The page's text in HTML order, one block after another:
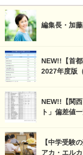
編集長・加
NEW!!【首
2027年度版
NEW!!【関
ト」偏差値
【中学受験
アカ・エル